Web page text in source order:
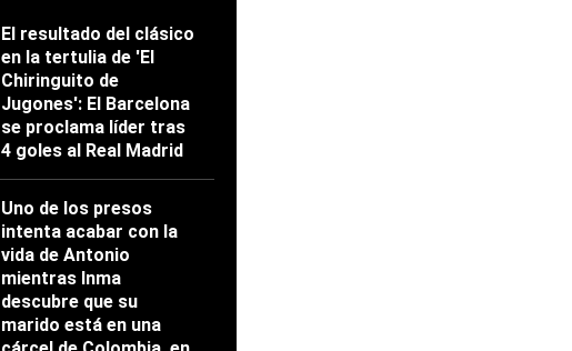
El resultado del clásico
en la tertulia de 'El
Chiringuito de
Jugones': El Barcelona
se proclama líder tras
4 goles al Real Madrid
Uno de los presos
intenta acabar con la
vida de Antonio
mientras Inma
descubre que su
marido está en una